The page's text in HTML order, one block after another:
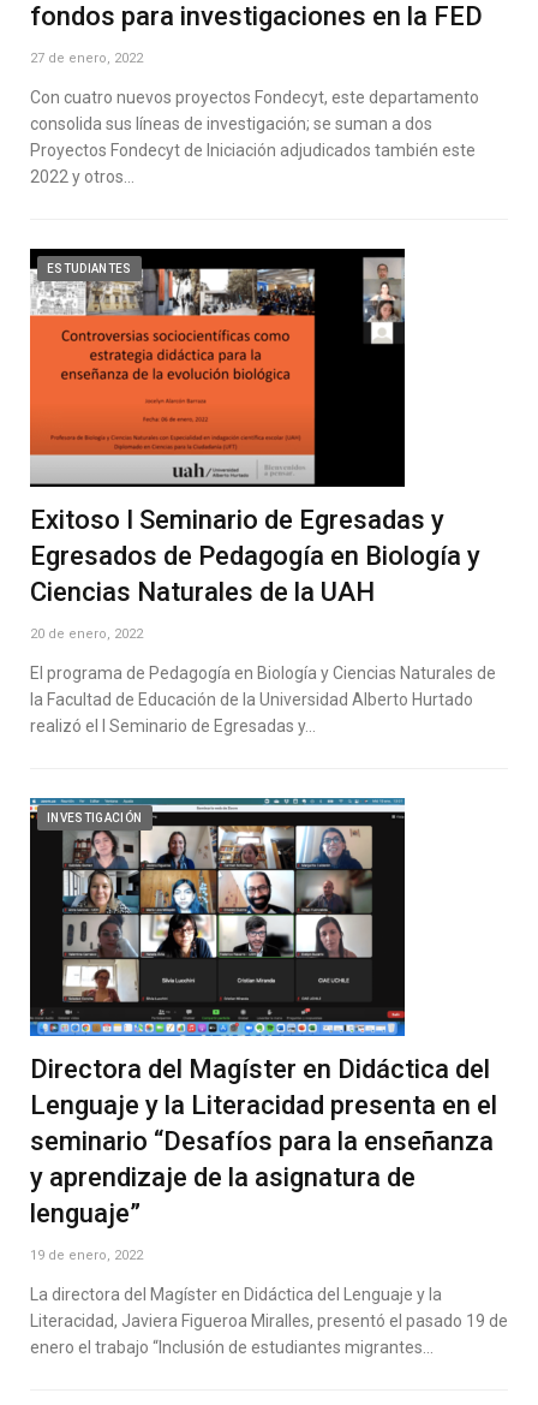
fondos para investigaciones en la FED
27 de enero, 2022
Con cuatro nuevos proyectos Fondecyt, este departamento
consolida sus líneas de investigación; se suman a dos
Proyectos Fondecyt de Iniciación adjudicados también este
2022 y otros…
ESTUDIANTES
Exitoso I Seminario de Egresadas y
Egresados de Pedagogía en Biología y
Ciencias Naturales de la UAH
20 de enero, 2022
El programa de Pedagogía en Biología y Ciencias Naturales de
la Facultad de Educación de la Universidad Alberto Hurtado
realizó el I Seminario de Egresadas y…
INVESTIGACIÓN
Directora del Magíster en Didáctica del
Lenguaje y la Literacidad presenta en el
seminario “Desafíos para la enseñanza
y aprendizaje de la asignatura de
lenguaje”
19 de enero, 2022
La directora del Magíster en Didáctica del Lenguaje y la
Literacidad, Javiera Figueroa Miralles, presentó el pasado 19 de
enero el trabajo “Inclusión de estudiantes migrantes…